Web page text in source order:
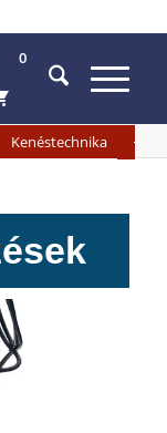
0
Kenéstechnika